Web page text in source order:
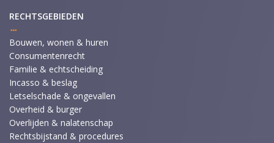
RECHTSGEBIEDEN
Bouwen, wonen & huren
Consumentenrecht
Familie & echtscheiding
Incasso & beslag
Letselschade & ongevallen
Overheid & burger
Overlijden & nalatenschap
Rechtsbijstand & procedures